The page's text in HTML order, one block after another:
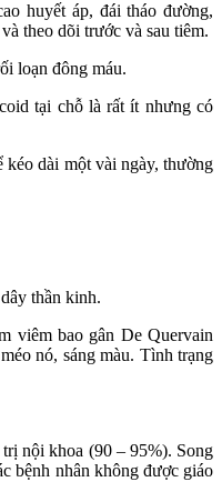
huyết áp, đái tháo đường,
theo dõi trước và sau tiêm.
loạn đông máu.
tại chỗ là rất ít nhưng có
kéo dài một vài ngày, thường
thần kinh.
viêm bao gân De Quervain
nó, sáng màu. Tình trạng
nội khoa (90 – 95%). Song
bệnh nhân không được giáo